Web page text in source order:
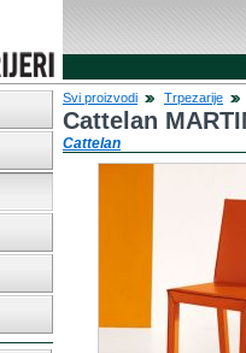
Svi proizvodi Trpezarije
Cattelan
Cattelan